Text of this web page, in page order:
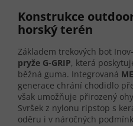
Konstrukce
horský terén
Základem trekových bot
pryže G-GRIP, která
běžná guma. Integrovaná
generace chrání chodidlo
však umožňuje přirozený
Svršek z nylonu ripstop s
oděru i v náročných